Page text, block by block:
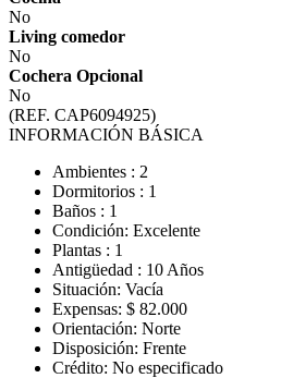
No
Living comedor
No
Cochera Opcional
No
(REF. CAP6094925)
INFORMACIÓN BÁSICA
Ambientes : 2
Dormitorios : 1
Baños : 1
Condición: Excelente
Plantas : 1
Antigüedad : 10 Años
Situación: Vacía
Expensas: $ 82.000
Orientación: Norte
Disposición: Frente
Crédito: No especificado